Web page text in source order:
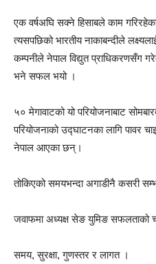
एक वर्षअघि सक्ने हिसाबले काम
त्यसपछिको भारतीय नाकाबन्दीले
कम्पनीले नेपाल विद्युत प्राधिकरणसँग
भने सफल भयो ।
५० मेगावाटको यो परियोजनाबाट
परियोजनाको उद्घाटनका लागि पावर
नेपाल आएका छन्।
तोकिएको समयभन्दा अगाडीनै कसरी
जवाफमा अध्यक्ष सेङ युमिङ सफलताको
समय, सुरक्षा, गुणस्तर र लागत ।